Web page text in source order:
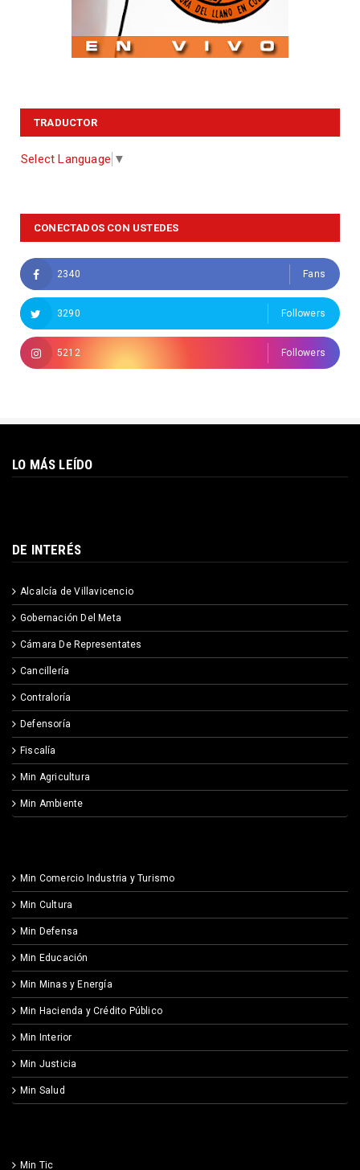
TRADUCTOR
Select Language ▼
CONECTADOS CON USTEDES
2340 Fans
3290 Followers
5212 Followers
LO MÁS LEÍDO
DE INTERÉS
Alcalcía de Villavicencio
Gobernación Del Meta
Cámara De Representates
Cancillería
Contraloría
Defensoría
Fiscalía
Min Agricultura
Min Ambiente
Min Comercio Industria y Turismo
Min Cultura
Min Defensa
Min Educación
Min Minas y Energía
Min Hacienda y Crédito Público
Min Interior
Min Justicia
Min Salud
Min Tic